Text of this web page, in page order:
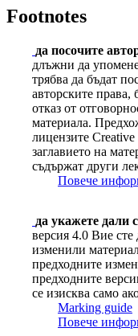
Footnotes
да посочите
длъжни да
трябва да бъдат
авторските права,
отказ от
материала.
лицензите
заглавието на
съдържат други
Повече
да укажете дали
версия 4.0 Вие
изменили
предходните
предходните
се изисква само
Marking guide
Повече